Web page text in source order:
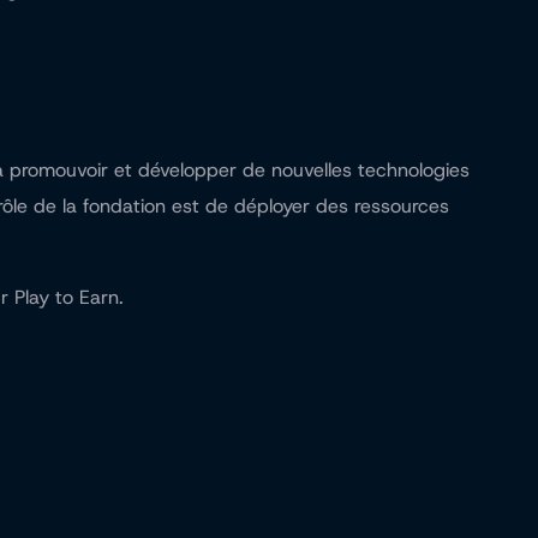
et développer de nouvelles technologies
de la fondation est de déployer des ressources
Play to Earn.